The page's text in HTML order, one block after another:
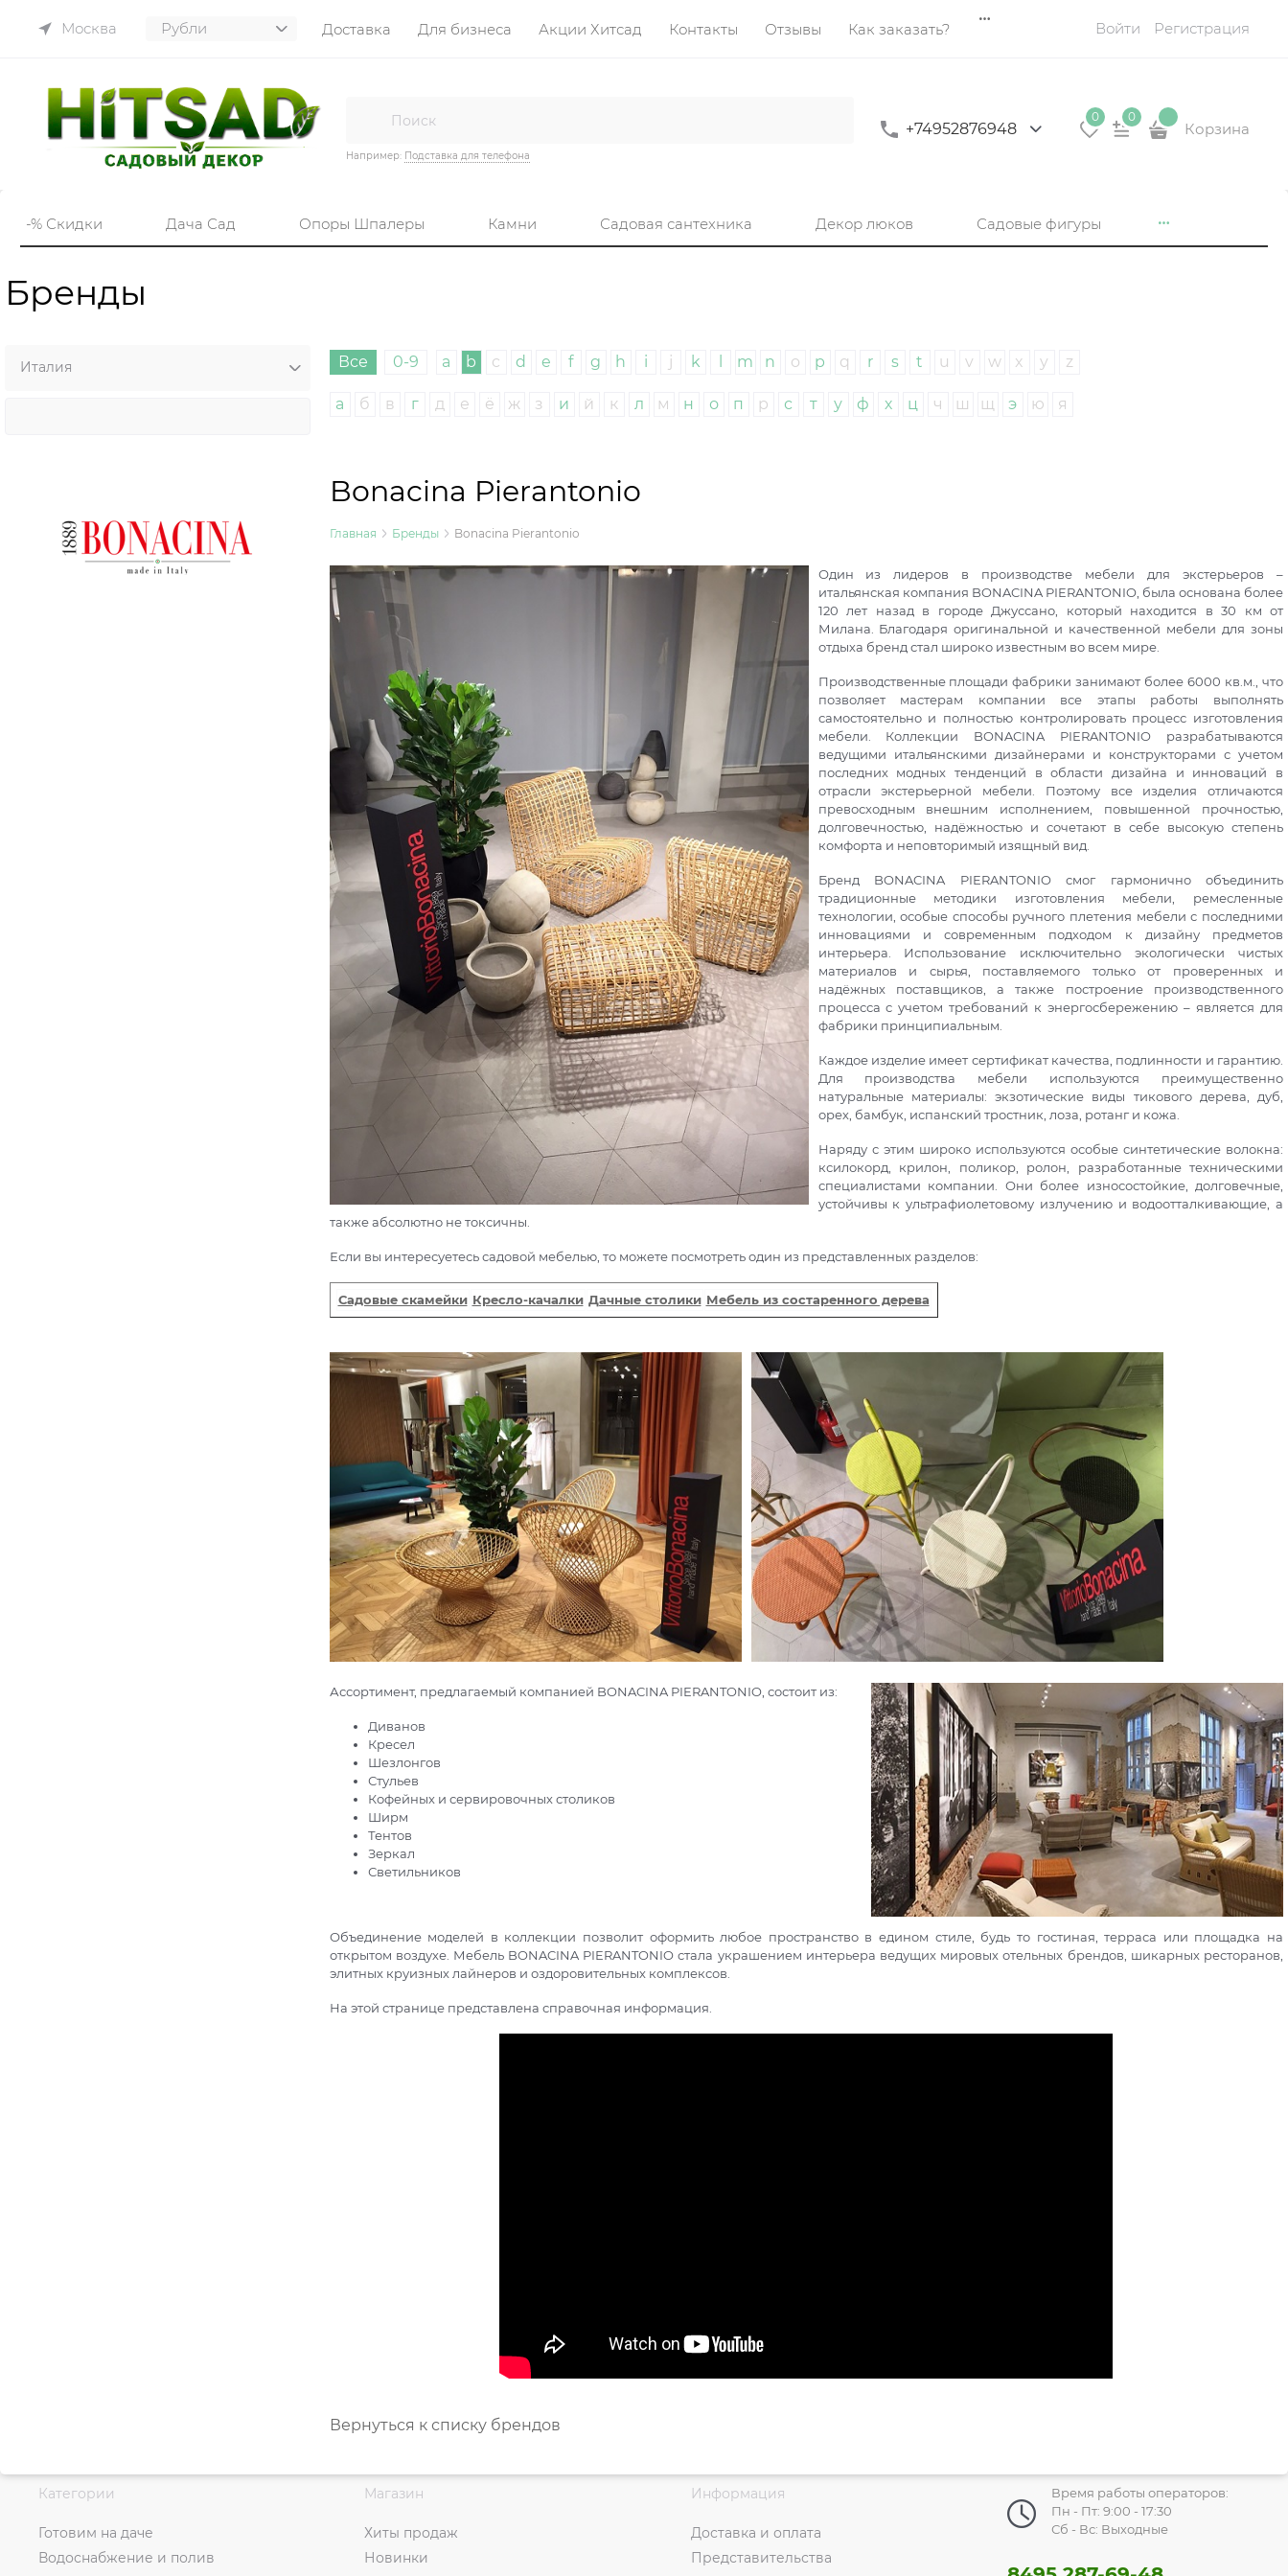
Москва Доставка Для бизнеса Акции Хитсад Контакты Отзывы Как заказать? Войти Регистрация
Например: Подставка для телефона
+74952876948
0 0
Корзина
-% Скидки Дача Сад Опоры Шпалеры Камни Садовая сантехника Декор люков Садовые фигуры
Бренды
Все 0-9 a b c d e f g h i j k m n o p q r s t u v w x y z
а б в г д е ё ж з и й к л м н о п р с т у ф х ц ч ш щ э ю я
Bonacina Pierantonio
Главная Бренды Bonacina Pierantonio
Один из лидеров в производстве мебели для экстерьеров –
итальянская компания BONACINA PIERANTONIO, была основана более
120 лет назад в городе Джуссано, который находится в 30 км от
Милана. Благодаря оригинальной и качественной мебели для зоны
отдыха бренд стал широко известным во всем мире.
Производственные площади фабрики занимают более 6000 кв.м., что
позволяет мастерам компании все этапы работы выполнять
самостоятельно и полностью контролировать процесс изготовления
мебели. Коллекции BONACINA PIERANTONIO разрабатываются
ведущими итальянскими дизайнерами и конструкторами с учетом
последних модных тенденций в области дизайна и инноваций в
отрасли экстерьерной мебели. Поэтому все изделия отличаются
превосходным внешним исполнением, повышенной прочностью,
долговечностью, надёжностью и сочетают в себе высокую степень
комфорта и неповторимый изящный вид.
Бренд BONACINA PIERANTONIO смог гармонично объединить
традиционные методики изготовления мебели, ремесленные
технологии, особые способы ручного плетения мебели с последними
инновациями и современным подходом к дизайну предметов
интерьера. Использование исключительно экологически чистых
материалов и сырья, поставляемого только от проверенных и
надёжных поставщиков, а также построение производственного
процесса с учетом требований к энергосбережению – является для
фабрики принципиальным.
Каждое изделие имеет сертификат качества, подлинности и гарантию.
Для производства мебели используются преимущественно
натуральные материалы: экзотические виды тикового дерева, дуб,
орех, бамбук, испанский тростник, лоза, ротанг и кожа.
Наряду с этим широко используются особые синтетические волокна:
ксилокорд, крилон, поликор, ролон, разработанные техническими
специалистами компании. Они более износостойкие, долговечные,
устойчивы к ультрафиолетовому излучению и водоотталкивающие, а
также абсолютно не токсичны.
Если вы интересуетесь садовой мебелью, то можете посмотреть один из представленных разделов:
Садовые скамейки Кресло-качалки Дачные столики Мебель из состаренного дерева
Ассортимент, предлагаемый компанией BONACINA PIERANTONIO, состоит из:
Диванов
Кресел
Шезлонгов
Стульев
Кофейных и сервировочных столиков
Ширм
Тентов
Зеркал
Светильников
Объединение моделей в коллекции позволит оформить любое пространство в едином стиле, будь то гостиная, терраса или площадка на
открытом воздухе. Мебель BONACINA PIERANTONIO стала украшением интерьера ведущих мировых отельных брендов, шикарных ресторанов,
элитных круизных лайнеров и оздоровительных комплексов.
На этой странице представлена справочная информация.
Вернуться к списку брендов
Категории
Готовим на даче
Водоснабжение и полив
Магазин
Хиты продаж
Новинки
Информация
Доставка и оплата
Представительства
Время работы операторов:
Пн - Пт: 9:00 - 17:30
Сб - Вс: Выходные